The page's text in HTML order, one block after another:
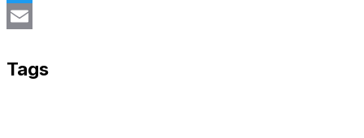
Twitter
Tags